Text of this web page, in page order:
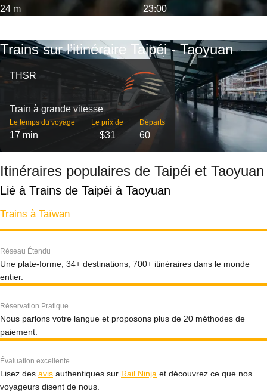
24 m 23:00
Trains sur l’itinéraire Taipéi - Taoyuan
THSR
Train à grande vitesse
Le temps du voyage
17 min
Le prix de
$31
Départs
60
Itinéraires populaires de Taipéi et Taoyuan
Lié à Trains de Taipéi à Taoyuan
Trains à Taïwan
Réseau Étendu
Une plate-forme, 34+ destinations, 700+ itinéraires dans le monde
entier.
Réservation Pratique
Nous parlons votre langue et proposons plus de 20 méthodes de
paiement.
Évaluation excellente
Lisez des avis authentiques sur Rail Ninja et découvrez ce que nos
voyageurs disent de nous.